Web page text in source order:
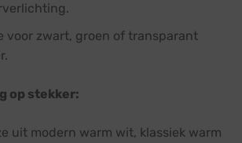
voor zwart, groen of transparant
op stekker:
uit modern warm wit, klassiek warm